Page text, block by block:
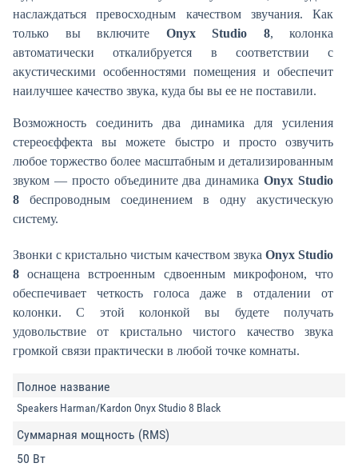
наслаждаться превосходным качеством звучания. Как
только вы включите Onyx Studio 8, колонка
автоматически откалибруется в соответствии с
акустическими особенностями помещения и обеспечит
наилучшее качество звука, куда бы вы ее не поставили.
Возможность соединить два динамика для усиления
стереоєффекта вы можете быстро и просто озвучить
любое торжество более масштабным и детализированным
звуком — просто объедините два динамикаOnyx Studio
8 беспроводным соединением в одну акустическую
систему.
Звонки с кристально чистым качеством звука Onyx Studio
8 оснащена встроенным сдвоенным микрофоном, что
обеспечивает четкость голоса даже в отдалении от
колонки. С этой колонкой вы будете получать
удовольствие от кристально чистого качество звука
громкой связи практически в любой точке комнаты.
Полное название
Speakers Harman/Kardon Onyx Studio 8 Black
Суммарная мощность (RMS)
50 Вт